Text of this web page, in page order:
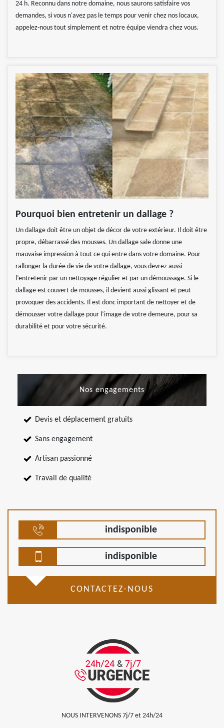
24 h. Reconnu dans notre domaine, nous saurons satisfaire vos
demandes, si vous n'avez pas le temps pour venir chez nos locaux,
appelez-nous tout simplement et notre équipe viendra chez vous.
Pourquoi bien entretenir un dallage ?
Un dallage doit être un objet de décor de votre extérieur. Il doit être
propre, débarrassé des mousses. Un dallage sale donne une
mauvaise impression à tout ce qui entre dans votre domaine. Pour
rallonger la durée de vie de votre dallage, vous devrez aussi
l’entretenir par un nettoyage régulier et par un démoussage. Si le
dallage est couvert de mousses, il devient aussi glissant et peut
provoquer des accidents. Il est donc important de nettoyer et de
démousser votre dallage pour l’image de votre demeure, pour sa
durabilité et pour votre sécurité.
Nos engagements
Devis et déplacement gratuits
Sans engagement
Artisan passionné
Travail de qualité
indisponible
indisponible
CONTACTEZ-NOUS
NOUS INTERVENONS 7j/7 et 24h/24